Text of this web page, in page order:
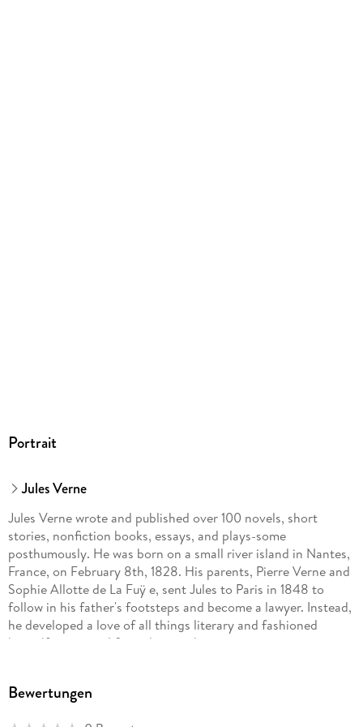
Portrait
Jules Verne
Jules Verne wrote and published over 100 novels, short
stories, nonfiction books, essays, and plays-some
posthumously. He was born on a small river island in Nantes,
France, on February 8th, 1828. His parents, Pierre Verne and
Sophie Allotte de La Fuÿ e, sent Jules to Paris in 1848 to
follow in his father's footsteps and become a lawyer. Instead,
he developed a love of all things literary and fashioned
himself into a prolific and versatile writer.
by publisher Pierre-Jules Hetzel and launched Verne's popular
Bewertungen